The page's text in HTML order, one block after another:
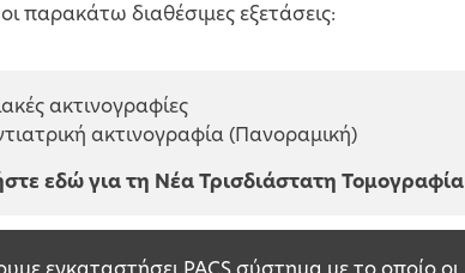
παρακάτω διαθέσιμες εξετάσεις:
ακτινογραφίες
ακτινογραφία (Πανοραμική)
εδώ για τη Νέα Τρισδιάστατη
εγκαταστήσει PACS σύστημα με το οποίο